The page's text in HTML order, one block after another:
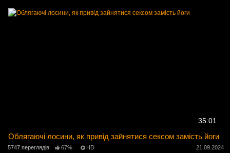
35:01
Облягаючі лосини, як привід зайнятися сексом замість йоги
5747 переглядів 67% HD 21.09.2024